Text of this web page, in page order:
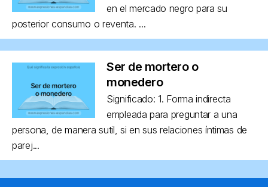
en el mercado negro para su
posterior consumo o reventa. ...
Ser de mortero o
monedero
Significado: 1. Forma indirecta
empleada para preguntar a una
persona, de manera sutil, si en sus relaciones íntimas de
parej...